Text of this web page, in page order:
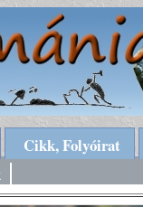
Cikk, Folyóirat